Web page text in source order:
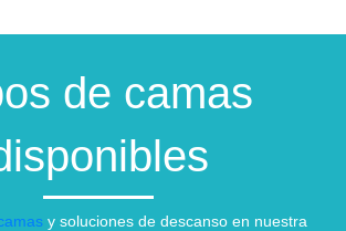
de camas
y soluciones de descanso en nuestra